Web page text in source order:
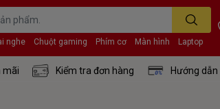
nghe Chuột gaming Phím cơ Màn hình Laptop
mãi Kiểm tra đơn hàng Hướng dẫn